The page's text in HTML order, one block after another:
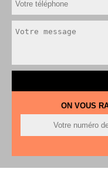
ON VOUS